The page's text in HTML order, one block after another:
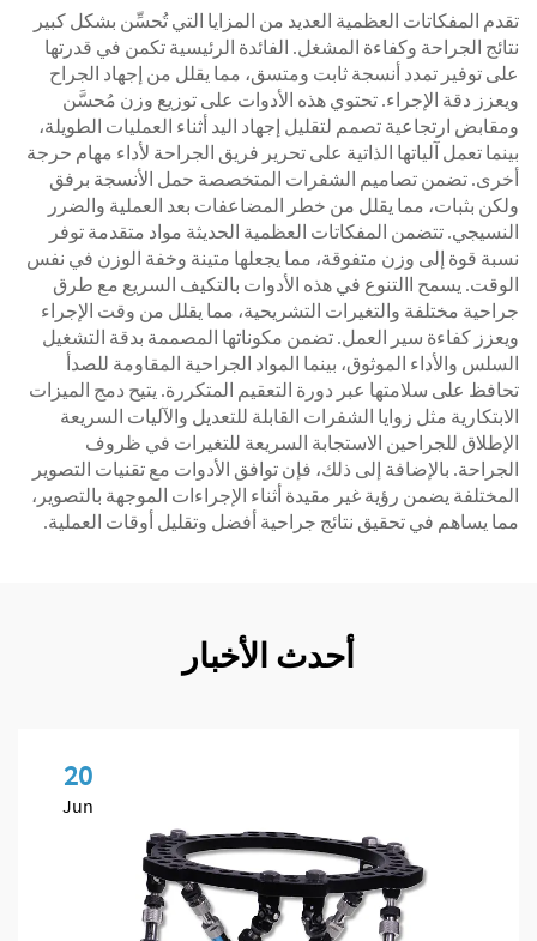
تقدم المفكاتات العظمية العديد من المزايا التي تُحسِّن بشكل كبير
نتائج الجراحة وكفاءة المشغل. الفائدة الرئيسية تكمن في قدرتها
على توفير تمدد أنسجة ثابت ومتسق، مما يقلل من إجهاد الجراح
ويعزز دقة الإجراء. تحتوي هذه الأدوات على توزيع وزن مُحسَّن
ومقابض ارتجاعية تصمم لتقليل إجهاد اليد أثناء العمليات الطويلة،
بينما تعمل آلياتها الذاتية على تحرير فريق الجراحة لأداء مهام حرجة
أخرى. تضمن تصاميم الشفرات المتخصصة حمل الأنسجة برفق
ولكن بثبات، مما يقلل من خطر المضاعفات بعد العملية والضرر
النسيجي. تتضمن المفكاتات العظمية الحديثة مواد متقدمة توفر
نسبة قوة إلى وزن متفوقة، مما يجعلها متينة وخفة الوزن في نفس
الوقت. يسمح االتنوع في هذه الأدوات بالتكيف السريع مع طرق
جراحية مختلفة والتغيرات التشريحية، مما يقلل من وقت الإجراء
ويعزز كفاءة سير العمل. تضمن مكوناتها المصممة بدقة التشغيل
السلس والأداء الموثوق، بينما المواد الجراحية المقاومة للصدأ
تحافظ على سلامتها عبر دورة التعقيم المتكررة. يتيح دمج الميزات
الابتكارية مثل زوايا الشفرات القابلة للتعديل والآليات السريعة
الإطلاق للجراحين الاستجابة السريعة للتغيرات في ظروف
الجراحة. بالإضافة إلى ذلك، فإن توافق الأدوات مع تقنيات التصوير
المختلفة يضمن رؤية غير مقيدة أثناء الإجراءات الموجهة بالتصوير،
مما يساهم في تحقيق نتائج جراحية أفضل وتقليل أوقات العملية.
أحدث الأخبار
20
Jun